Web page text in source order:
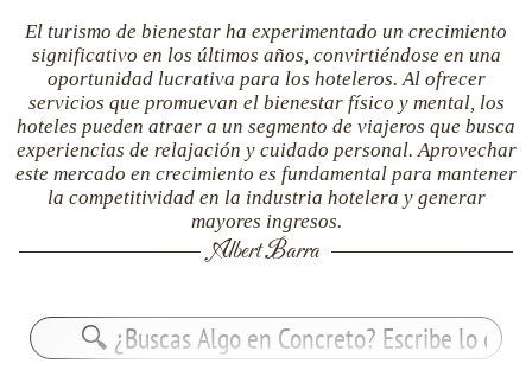
El turismo de bienestar ha experimentado un crecimiento
significativo en los últimos años, convirtiéndose en una
oportunidad lucrativa para los hoteleros. Al ofrecer
servicios que promuevan el bienestar físico y mental, los
hoteles pueden atraer a un segmento de viajeros que busca
experiencias de relajación y cuidado personal. Aprovechar
este mercado en crecimiento es fundamental para mantener
la competitividad en la industria hotelera y generar
mayores ingresos.
Albert Barra
Buscar: